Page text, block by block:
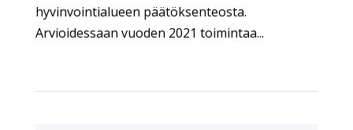
hyvinvointialueen päätöksenteosta.
Arvioidessaan vuoden 2021 toimintaa...